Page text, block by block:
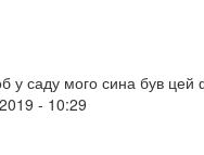
у саду мого сина був цей
- 10:29